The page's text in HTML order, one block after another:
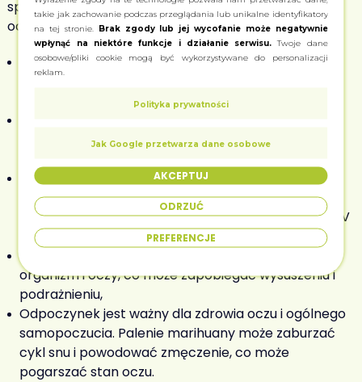
sposobów, jak złagodzić lub ukryć zaczerwienienie
oczu po marihuanie, takich jak:
Używanie kropli do oczu. Krople do oczu mogą
pomóc nawilżyć i ochłodzić oczy, zmniejszyć
podrażnienie i zwęzić naczynia krwionośne,
pomóc zmniejszyć obrzęk i zaczerwienienie oczu,
Noszenie okularów. Okulary mogą pomóc ukryć
czerwone oczy po paleniu marihuany, a także
chronić je przed szkodliwym działaniem promieni UV
i pyłków,
Picie dużej ilości wody. Woda pomaga nawodnić
organizm i oczy, co może zapobiegać wysuszeniu i
podrażnieniu,
Odpoczynek jest ważny dla zdrowia oczu i ogólnego
samopoczucia. Palenie marihuany może zaburzać
cykl snu i powodować zmęczenie, co może
pogarszać stan oczu.
takie jak zachowanie podczas przeglądania lub unikalne identyfikatory
na tej stronie. Brak zgody lub jej wycofanie może negatywnie
wpłynąć na niektóre funkcje i działanie serwisu. Twoje dane
osobowe/pliki cookie mogą być wykorzystywane do personalizacji
reklam.
Polityka prywatności
Jak Google przetwarza dane osobowe
AKCEPTUJ
ODRZUĆ
PREFERENCJE